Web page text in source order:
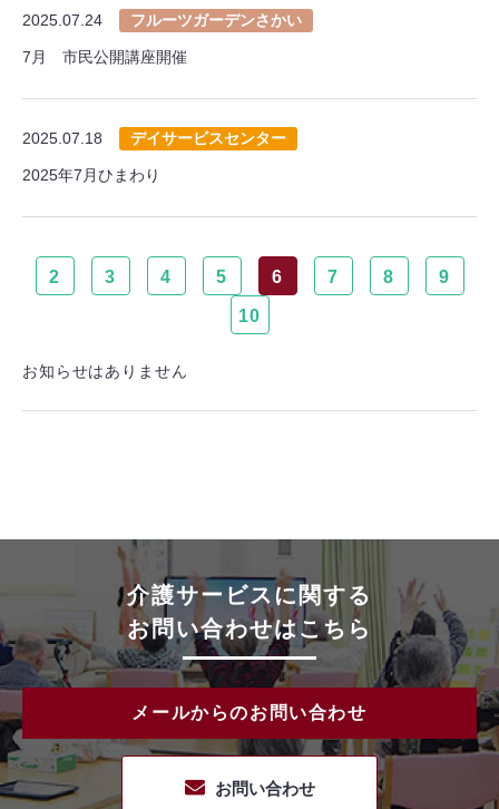
2025.07.24 フルーツガーデンさかい
7月 市民公開講座開催
2025.07.18 デイサービスセンター
2025年7月ひまわり
2 3 4 5 6 7 8 9
10
お知らせはありません
介護サービスに関する
お問い合わせはこちら
メールからのお問い合わせ
お問い合わせ